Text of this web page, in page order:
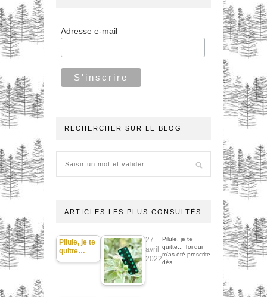
Adresse e-mail
RECHERCHER SUR LE BLOG
ARTICLES LES PLUS CONSULTÉS
Pilule, je te
quitte…
27
avril
2022
Pilule, je te
quitte... Toi qui
m'as été prescrite
dès…